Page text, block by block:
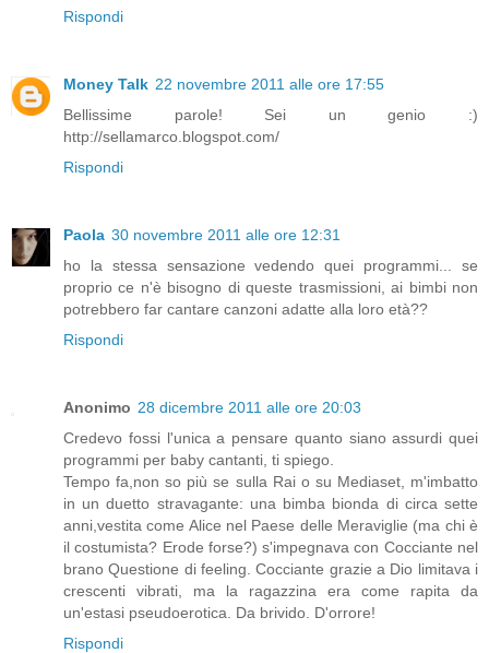
Rispondi
Money Talk 22 novembre 2011 alle ore 17:55
Bellissime parole! Sei un genio :)
http://sellamarco.blogspot.com/
Rispondi
Paola 30 novembre 2011 alle ore 12:31
ho la stessa sensazione vedendo quei programmi... se
proprio ce n'è bisogno di queste trasmissioni, ai bimbi non
potrebbero far cantare canzoni adatte alla loro età??
Rispondi
Anonimo 28 dicembre 2011 alle ore 20:03
Credevo fossi l'unica a pensare quanto siano assurdi quei
programmi per baby cantanti, ti spiego.
Tempo fa,non so più se sulla Rai o su Mediaset, m'imbatto
in un duetto stravagante: una bimba bionda di circa sette
anni,vestita come Alice nel Paese delle Meraviglie (ma chi è
il costumista? Erode forse?) s'impegnava con Cocciante nel
brano Questione di feeling. Cocciante grazie a Dio limitava i
crescenti vibrati, ma la ragazzina era come rapita da
un'estasi pseudoerotica. Da brivido. D'orrore!
Rispondi